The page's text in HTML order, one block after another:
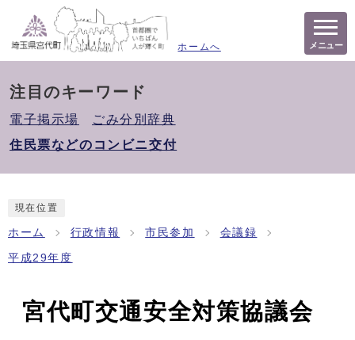
ホームへ メニュー
注目のキーワード
電子掲示場
ごみ分別辞典
住民票などのコンビニ交付
現在位置
ホーム 行政情報 市民参加 会議録
平成29年度
宮代町交通安全対策協議会